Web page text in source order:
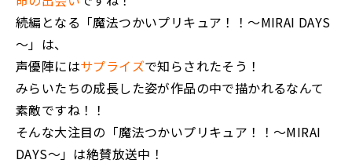
続編となる「魔法つかいプリキュア！！～MIRAI DAYS
～」は、
声優陣にはサプライズで知らされたそう！
みらいたちの成長した姿が作品の中で描かれるなんて
素敵ですね！！
そんな大注目の「魔法つかいプリキュア！！～MIRAI
DAYS～」は絶賛放送中！